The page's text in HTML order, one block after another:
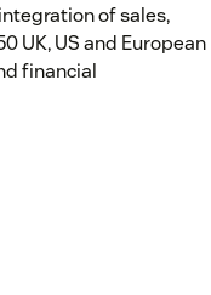
of sales,
UK, US and European
financial